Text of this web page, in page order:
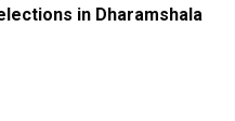
in Dharamshala